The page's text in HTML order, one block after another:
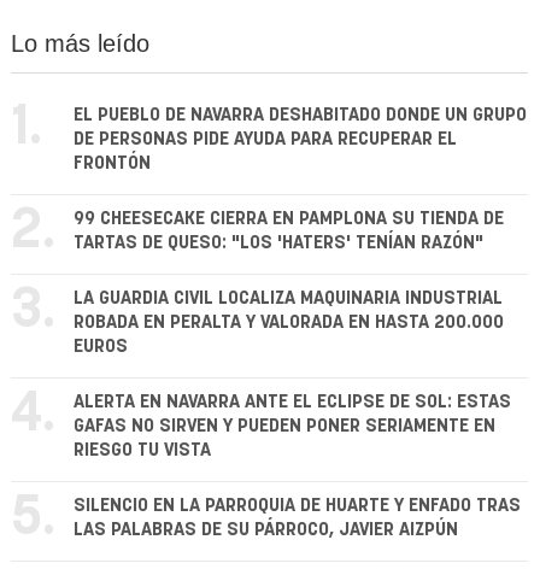
Lo más leído
1.
EL PUEBLO DE NAVARRA DESHABITADO DONDE UN GRUPO
DE PERSONAS PIDE AYUDA PARA RECUPERAR EL
FRONTÓN
2.
99 CHEESECAKE CIERRA EN PAMPLONA SU TIENDA DE
TARTAS DE QUESO: "LOS 'HATERS' TENÍAN RAZÓN"
3.
LA GUARDIA CIVIL LOCALIZA MAQUINARIA INDUSTRIAL
ROBADA EN PERALTA Y VALORADA EN HASTA 200.000
EUROS
4.
ALERTA EN NAVARRA ANTE EL ECLIPSE DE SOL: ESTAS
GAFAS NO SIRVEN Y PUEDEN PONER SERIAMENTE EN
RIESGO TU VISTA
5.
SILENCIO EN LA PARROQUIA DE HUARTE Y ENFADO TRAS
LAS PALABRAS DE SU PÁRROCO, JAVIER AIZPÚN